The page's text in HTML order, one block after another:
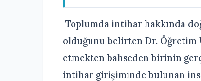
Toplumda intihar hakkında
olduğunu belirten Dr. Öğretim
etmekten bahseden birinin
intihar girişiminde bulunan